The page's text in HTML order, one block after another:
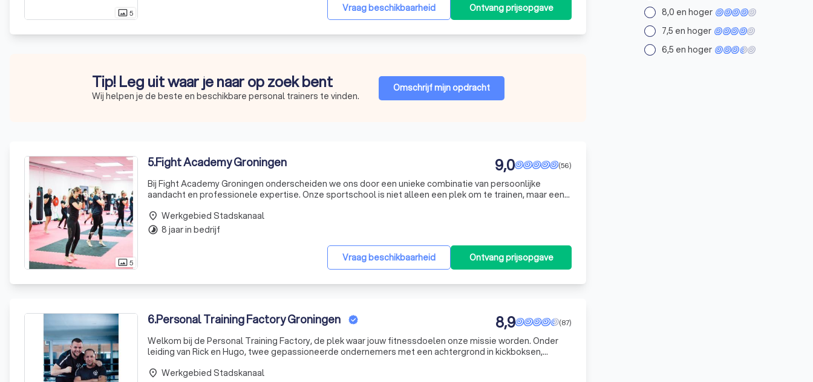
photo_size_select_actual5 Vraag beschikbaarheid Ontvang prijsopgave
Tip! Leg uit waar je naar op zoek bent
Wij helpen je de beste en beschikbare personal trainers te vinden.
Omschrijf mijn opdracht
photo_size_select_actual5
5.Fight Academy Groningen (56)
9,0
Bij Fight Academy Groningen onderscheiden we ons door een unieke combinatie van persoonlijke
aandacht en professionele expertise. Onze sportschool is niet alleen een plek om te trainen, maar een
haar pe
Vraag beschikbaarheid Ontvang prijsopgave
place Werkgebied Stadskanaal
timelapse 8 jaar in bedrijf
6.Personal Training Factory Groningen (87)
8,9
Welkom bij de Personal Training Factory, de plek waar jouw fitnessdoelen onze missie worden. Onder
leiding van Rick en Hugo, twee gepassioneerde ondernemers met een achtergrond in kickboksen,
en sin
place Werkgebied Stadskanaal
8,0 en hoger
7,5 en hoger
6,5 en hoger